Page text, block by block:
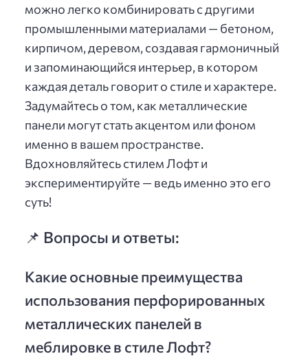
можно легко комбинировать с другими
промышленными материалами — бетоном,
кирпичом, деревом, создавая гармоничный
и запоминающийся интерьер, в котором
каждая деталь говорит о стиле и характере.
Задумайтесь о том, как металлические
панели могут стать акцентом или фоном
именно в вашем пространстве.
Вдохновляйтесь стилем Лофт и
экспериментируйте — ведь именно это его
суть!
📌 Вопросы и ответы:
Какие основные преимущества
использования перфорированных
металлических панелей в
меблировке в стиле Лофт?